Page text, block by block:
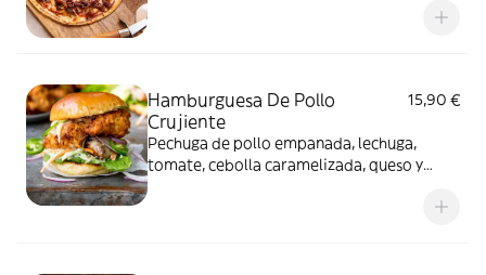
Hamburguesa De Pollo
Crujiente
15,90 €
Pechuga de pollo empanada, lechuga,
tomate, cebolla caramelizada, queso y